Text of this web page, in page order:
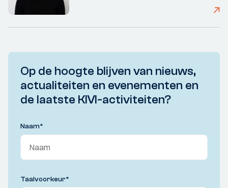
Op de hoogte blijven van nieuws,
actualiteiten en evenementen en
de laatste KIVI-activiteiten?
Naam*
Taalvoorkeur*